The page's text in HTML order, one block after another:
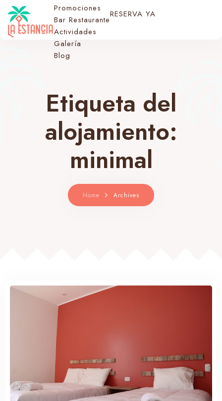
Promociones
Bar Restaurante
Actividades
Galería
Blog
RESERVA YA
Etiqueta del
alojamiento:
minimal
Home Archives